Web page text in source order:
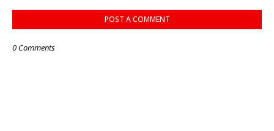
POST A COMMENT
0 Comments